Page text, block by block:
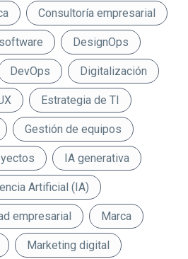
Consultoría empresarial
DesignOps
DevOps Digitalización
Estrategia de TI
Gestión de equipos
IA generativa
Artificial (IA)
empresarial Marca
Marketing digital